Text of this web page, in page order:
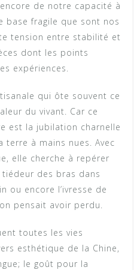
encore de notre capacité à
fragile que sont nos
tension entre stabilité et
dont les points
expériences.
qui ôte souvent ce
du vivant. Car ce
est la jubilation charnelle
terre à mains nues. Avec
elle cherche à repérer
des bras dans
ou encore l’ivresse de
pensait avoir perdu.
toutes les vies
esthétique de la Chine,
le goût pour la